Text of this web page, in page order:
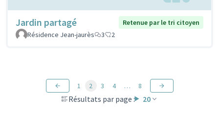
Jardin partagé
Retenue par le tri citoyen
Résidence Jean-jaurès
3 2
Résultats par page : 20
1 2 3 4 … 8